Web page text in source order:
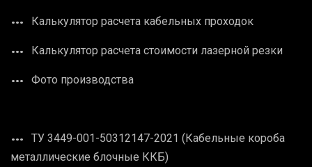
Калькулятор расчета кабельных проходок
Калькулятор расчета стоимости лазерной резки
Фото производства
ТУ 3449-001-50312147-2021 (Кабельные короба
металлические блочные ККБ)